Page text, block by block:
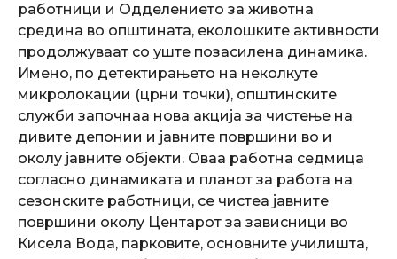
работници и Одделението за животна
средина во општината, еколошките активности
продолжуваат со уште позасилена динамика.
Имено, по детектирањето на неколкуте
микролокации (црни точки), општинските
служби започнаа нова акција за чистење на
дивите депонии и јавните површини во и
околу јавните објекти. Оваа работна седмица
согласно динамиката и планот за работа на
сезонските работници, се чистеа јавните
површини околу Центарот за зависници во
Кисела Вода, парковите, основните училишта,